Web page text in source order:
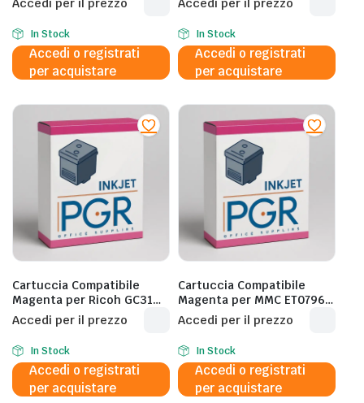
Pagine al 5%
Accedi per il prezzo
In Stock
Accedi o registrati
per acquistare
Accedi per il prezzo
In Stock
Accedi o registrati
per acquistare
Cartuccia Compatibile
Magenta per Ricoh GC31M
e2600/e3000N/e3300N –
30ML
Accedi per il prezzo
In Stock
Accedi o registrati
per acquistare
Cartuccia Compatibile
Magenta per MMC ET0796
P50/PX650/T0796 – 1.400
Pagine al 5%
Accedi per il prezzo
In Stock
Accedi o registrati
per acquistare